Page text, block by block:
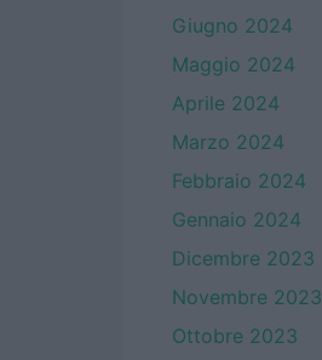
Giugno 2024
Maggio 2024
Aprile 2024
Marzo 2024
Febbraio 2024
Gennaio 2024
Dicembre 2023
Novembre 2023
Ottobre 2023